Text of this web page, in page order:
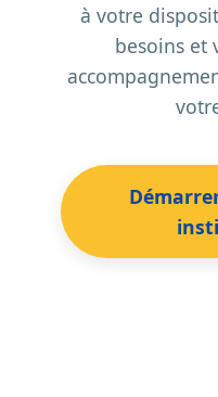
à votre
besoins et